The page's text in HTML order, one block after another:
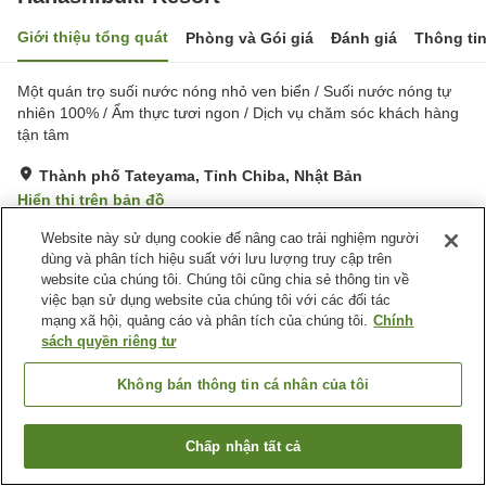
Giới thiệu tổng quát Phòng và Gói giá Đánh giá Thông
Một quán trọ suối nước nóng nhỏ ven biển / Suối nước nóng tự
nhiên 100% / Ẩm thực tươi ngon / Dịch vụ chăm sóc khách hàng
tận tâm
Thành phố Tateyama, Tỉnh Chiba, Nhật Bản
Hiển thị trên bản đồ
Tuyệt vời Đánh giá:132lượt
Tiện nghi chỗ nghỉ
Bãi đỗ xe
Spa / Salon
Nhà hàng
Trang chủ Nhật Bản Tỉnh Chiba
Thành phố Tateyama
Hanashibuki Resort
Tìm phòng trống
Website này sử dụng cookie để nâng cao trải nghiệm người
dùng và phân tích hiệu suất với lưu lượng truy cập trên
website của chúng tôi. Chúng tôi cũng chia sẻ thông tin về
việc bạn sử dụng website của chúng tôi với các đối tác
mạng xã hội, quảng cáo và phân tích của chúng tôi. Chính
sách quyền riêng tư
Không bán thông tin cá nhân của tôi
Chấp nhận tất cả